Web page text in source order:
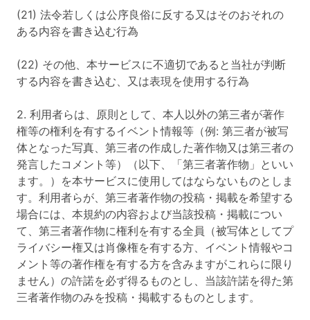
(21) 法令若しくは公序良俗に反する又はそのおそれの
ある内容を書き込む行為
(22) その他、本サービスに不適切であると当社が判断
する内容を書き込む、又は表現を使用する行為
2. 利用者らは、原則として、本人以外の第三者が著作
権等の権利を有するイベント情報等（例: 第三者が被写
体となった写真、第三者の作成した著作物又は第三者の
発言したコメント等）（以下、「第三者著作物」といい
ます。）を本サービスに使用してはならないものとしま
す。利用者らが、第三者著作物の投稿・掲載を希望する
場合には、本規約の内容および当該投稿・掲載につい
て、第三者著作物に権利を有する全員（被写体としてプ
ライバシー権又は肖像権を有する方、イベント情報やコ
メント等の著作権を有する方を含みますがこれらに限り
ません）の許諾を必ず得るものとし、当該許諾を得た第
三者著作物のみを投稿・掲載するものとします。